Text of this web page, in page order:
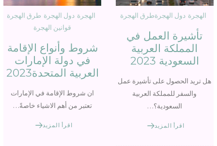
الهجرة دول الهجرةطرق الهجرة
تأشيرة العمل في
المملكة العربية
السعودية 2023
هل تريد الحصول على تأشيرة عمل
والسفر للمملكة العربية
السعودية؟…
اقرأ المزيد
الهجرة دول الهجرة طرق الهجرة
قوانين الهجرة
شروط وأنواع الإقامة
في دولة الإمارات
العربية المتحدة2023
ان شروط الإقامة في الإمارات
تعتبر من أهم الاشياء خاصةً…
اقرأ المزيد